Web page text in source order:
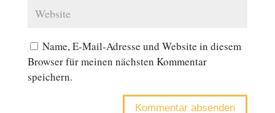
Name, E-Mail-Adresse und Website in diesem
Browser für meinen nächsten Kommentar
speichern.